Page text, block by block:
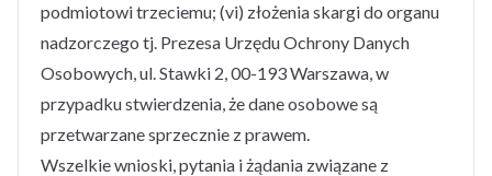
podmiotowi trzeciemu; (vi) złożenia skargi do organu
nadzorczego tj. Prezesa Urzędu Ochrony Danych
Osobowych, ul. Stawki 2, 00-193 Warszawa, w
przypadku stwierdzenia, że dane osobowe są
przetwarzane sprzecznie z prawem.
Wszelkie wnioski, pytania i żądania związane z